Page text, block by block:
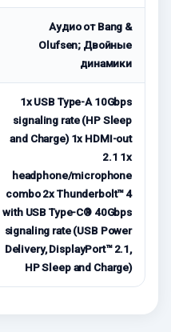
Аудио от Bang &
Olufsen; Двойные
динамики
1x USB Type-A 10Gbps
signaling rate (HP Sleep
and Charge) 1x HDMI-out
2.1 1x
headphone/microphone
combo 2x Thunderbolt™ 4
with USB Type-C® 40Gbps
signaling rate (USB Power
Delivery, DisplayPort™ 2.1,
HP Sleep and Charge)